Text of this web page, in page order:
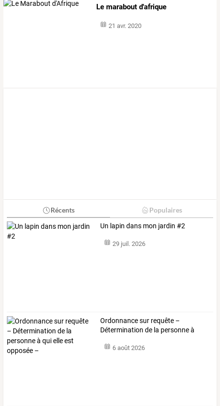
Le marabout d'afrique
21 avr. 2020
Récents Populaires
Un lapin dans mon jardin #2
29 juil. 2026
Ordonnancesur requête –
Détermination de la personneà
6 août 2026